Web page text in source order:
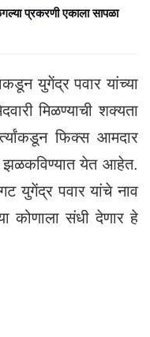
प्रकरणी एकाला सापळा
युगेंद्र पवार यांच्या
मिळण्याची शक्यता
फिक्स आमदार
येत आहेत.
युगेंद्र पवार यांचे नाव
कोणाला संधी देणार हे